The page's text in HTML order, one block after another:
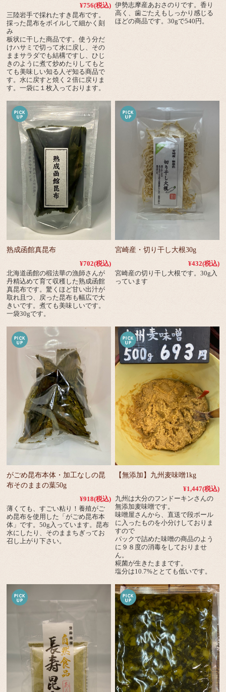
¥756(税込)
三陸岩手で採れたすき昆布です。
採った昆布をボイルして細かく刻
み
板状に干した商品です。使う分だ
けハサミで切って水に戻し、その
ままサラダでも結構ですし、ひじ
きのように煮て炒めたりしてもと
ても美味しい知る人ぞ知る商品で
す。水に戻すと焼く２倍に戻りま
す。一袋に１枚入っております。
伊勢志摩産あおさのりです。香り
高く、歯ごたえもしっかり感じる
ほどの商品です。30gで540円。
熟成函館真昆布
¥702(税込)
北海道函館の椴法華の漁師さんが
丹精込めて育て収穫した熟成函館
真昆布です。驚くほど甘い出汁が
取れ且つ、戻った昆布も幅広で大
きいです。煮ても美味しいです。
一袋30gです。
宮崎産・切り干し大根30g
¥432(税込)
宮崎産の切り干し大根です。30g入
っています
がごめ昆布本体・加工なしの昆
布そのままの葉50g
¥918(税込)
薄くても、すごい粘り！養殖がご
め昆布を使用した「がごめ昆布本
体」です。50g入っています。昆布
水にしたり、そのままちぎってお
召し上がり下さい。
【無添加】九州麦味噌1kg
¥1,447(税込)
九州は大分のフンドーキンさんの
無添加麦味噌です。
味噌屋さんから、直送で段ボール
に入ったものを小分けしておりま
すので
パックで詰めた味噌の商品のよう
に９８度の消毒をしておりませ
ん。
糀菌が生きたままです。
塩分は10.7%ととても低いです。